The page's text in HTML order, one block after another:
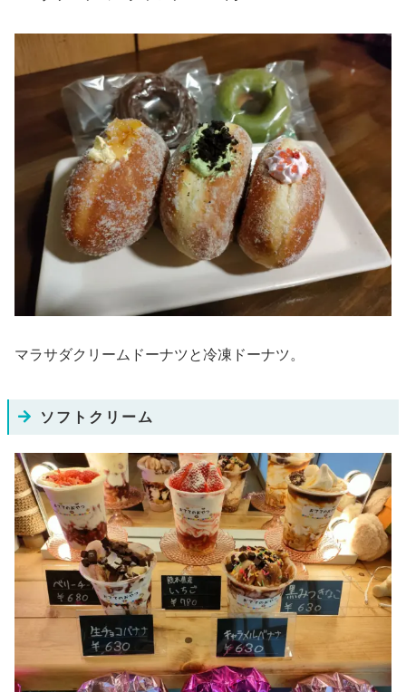
マラサダクリームドーナツと冷凍ドーナツ。
ソフトクリーム